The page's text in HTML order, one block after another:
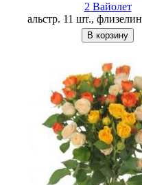
2 Вайолет
альстр. 11 шт., флизелин